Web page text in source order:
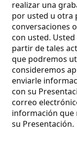
realizar una
por usted u otra
conversaciones
con usted.
partir de tales
que podremos
consideremos
enviarle
con su
correo
información que
su Presentación.